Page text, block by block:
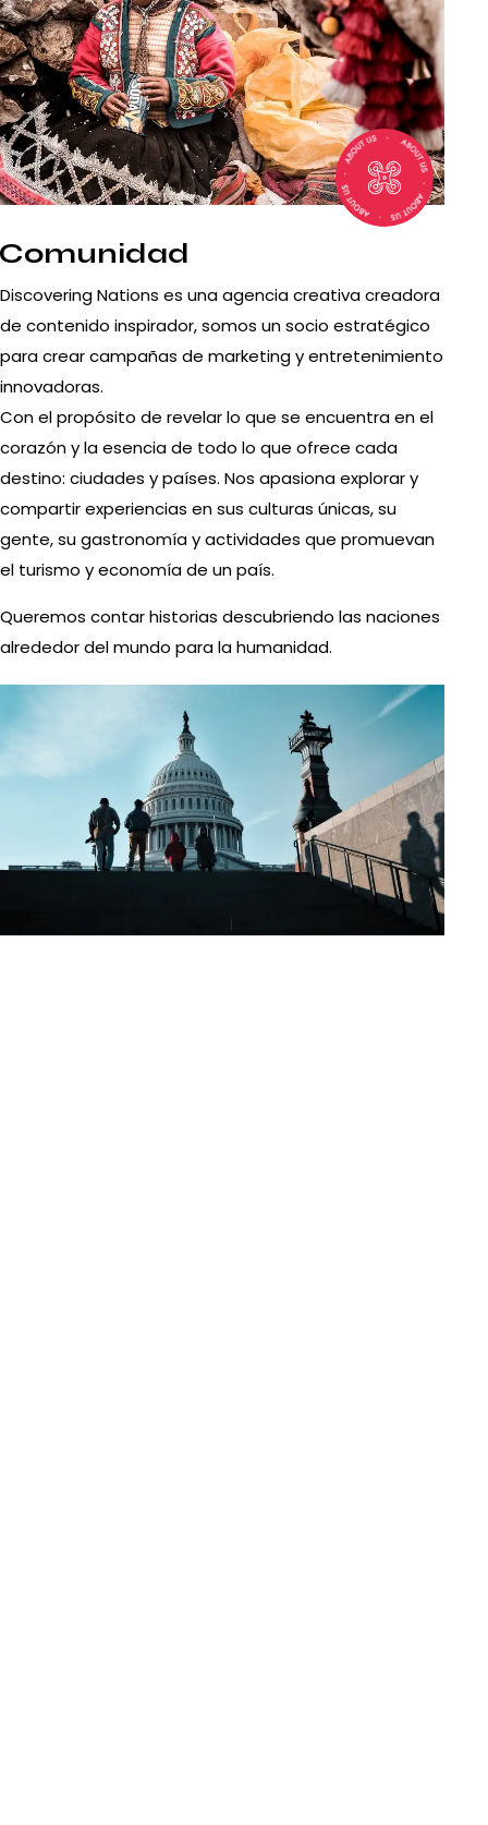
Comunidad
Discovering Nations es una agencia creativa creadora
de contenido inspirador, somos un socio estratégico
para crear campañas de marketing y entretenimiento
innovadoras.
Con el propósito de revelar lo que se encuentra en el
corazón y la esencia de todo lo que ofrece cada
destino: ciudades y países. Nos apasiona explorar y
compartir experiencias en sus culturas únicas, su
gente, su gastronomía y actividades que promuevan
el turismo y economía de un país.
Queremos contar historias descubriendo las naciones
alrededor del mundo para la humanidad.